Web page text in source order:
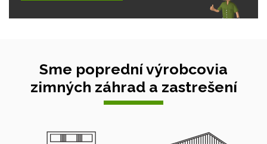
Sme poprední výrobcovia
zimných záhrad a zastrešení